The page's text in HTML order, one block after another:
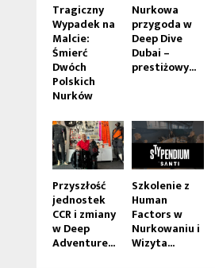
Tragiczny
Wypadek na
Malcie:
Śmierć
Dwóch
Polskich
Nurków
Nurkowa
przygoda w
Deep Dive
Dubai –
prestiżowy...
Przyszłość
jednostek
CCR i zmiany
w Deep
Adventure...
Szkolenie z
Human
Factors w
Nurkowaniu i
Wizyta...